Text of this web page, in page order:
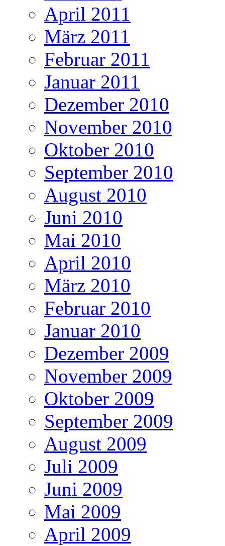
April 2011
März 2011
Februar 2011
Januar 2011
Dezember 2010
November 2010
Oktober 2010
September 2010
August 2010
Juni 2010
Mai 2010
April 2010
März 2010
Februar 2010
Januar 2010
Dezember 2009
November 2009
Oktober 2009
September 2009
August 2009
Juli 2009
Juni 2009
Mai 2009
April 2009